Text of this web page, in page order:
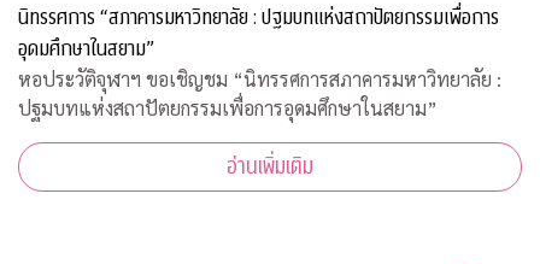
นิทรรศการ “สภาคารมหาวิทยาลัย : ปฐมบทแห่งสถาปัตยกรรมเพื่อการ
อุดมศึกษาในสยาม”
หอประวัติจุฬาฯ ขอเชิญชม “นิทรรศการสภาคารมหาวิทยาลัย :
ปฐมบทแห่งสถาปัตยกรรมเพื่อการอุดมศึกษาในสยาม”
อ่านเพิ่มเติม